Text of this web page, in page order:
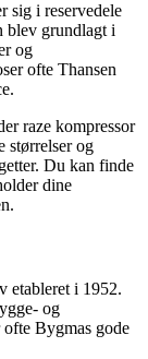
sig i reservedele
blev grundlagt i
og
ofte Thansen
raze kompressor
størrelser og
Du kan finde
dine
etableret i 1952.
og
Bygmas gode